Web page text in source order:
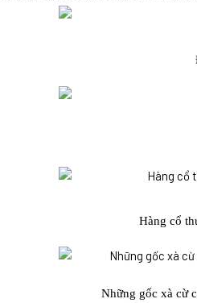
Hàng cổ
Những gốc xà cừ